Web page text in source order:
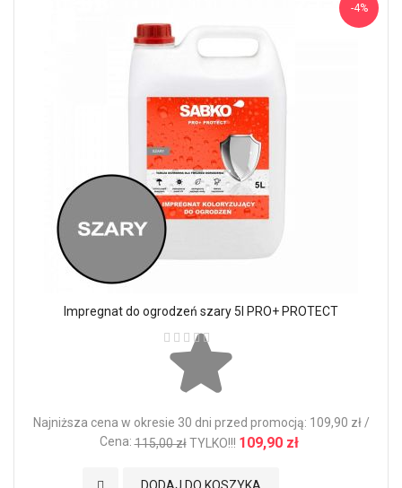
-4%
Impregnat do ogrodzeń szary 5l PRO+ PROTECT
Ocena:
Najniższa cena w okresie 30 dni przed promocją: 109,90 zł /
Cena: 115,00 zł TYLKO!!! 109,90 zł
Dodaj do Ulubionych